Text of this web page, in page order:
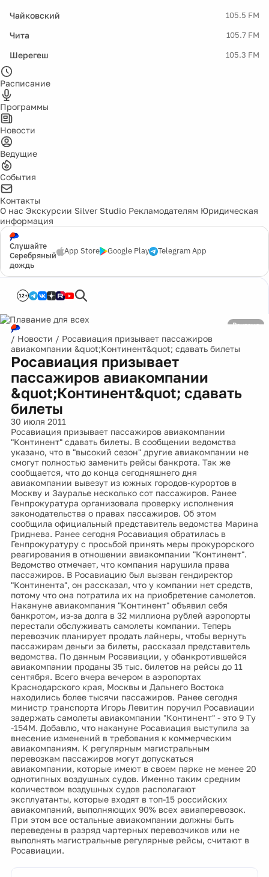
Чайковский 105.5 FM
Чита 105.7 FM
Шерегеш 105.3 FM
Расписание
Программы
Новости
Ведущие
События
Контакты
О нас Экскурсии Silver Studio Рекламодателям Юридическая
информация
Слушайте
Серебряный
дождь
App Store Google Play Telegram App
12+
Реклама
/ Новости / Росавиация призывает пассажиров
авиакомпании &quot;Континент&quot; сдавать билеты
Росавиация призывает
пассажиров авиакомпании
&quot;Континент&quot; сдавать
билеты
30 июля 2011
Росавиация призывает пассажиров авиакомпании
"Континент" сдавать билеты. В сообщении ведомства
указано, что в "высокий сезон" другие авиакомпании не
смогут полностью заменить рейсы банкрота. Так же
сообщается, что до конца сегодняшнего дня
авиакомпании вывезут из южных городов-курортов в
Москву и Зауралье несколько сот пассажиров. Ранее
Генпрокуратура организовала проверку исполнения
законодательства о правах пассажиров. Об этом
сообщила официальный представитель ведомства Марина
Гриднева. Ранее сегодня Росавиация обратилась в
Генпрокуратуру с просьбой принять меры прокурорского
реагирования в отношении авиакомпании "Континент".
Ведомство отмечает, что компания нарушила права
пассажиров. В Росавиацию был вызван гендиректор
"Континента", он рассказал, что у компании нет средств,
потому что она потратила их на приобретение самолетов.
Накануне авиакомпания "Континент" объявил себя
банкротом, из-за долга в 32 миллиона рублей аэропорты
перестали обслуживать самолеты компании. Теперь
перевозчик планирует продать лайнеры, чтобы вернуть
пассажирам деньги за билеты, рассказал представитель
ведомства. По данным Росавиации, у обанкротившейся
авиакомпании проданы 35 тыс. билетов на рейсы до 11
сентября. Всего вчера вечером в аэропортах
Краснодарского края, Москвы и Дальнего Востока
находились более тысячи пассажиров. Ранее сегодня
министр транспорта Игорь Левитин поручил Росавиации
задержать самолеты авиакомпании "Континент" - это 9 Ту
-154М. Добавлю, что накануне Росавиация выступила за
внесение изменений в требования к коммерческим
авиакомпаниям. К регулярным магистральным
перевозкам пассажиров могут допускаться
авиакомпании, которые имеют в своем парке не менее 20
однотипных воздушных судов. Именно таким средним
количеством воздушных судов располагают
эксплуатанты, которые входят в топ-15 российских
авиакомпаний, выполняющих 90% всех авиаперевозок.
При этом все остальные авиакомпании должны быть
переведены в разряд чартерных перевозчиков или не
выполнять магистральные регулярные рейсы, считают в
Росавиации.